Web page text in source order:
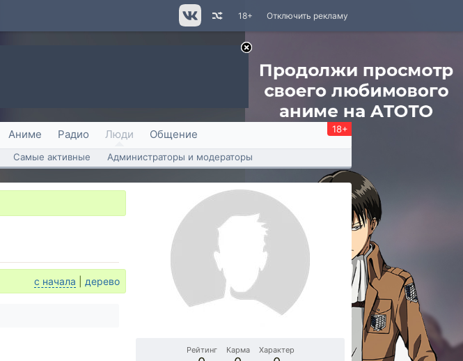
Отключить рекламу
18+
Аниме Радио Люди Общение 18+
Самые активные Администраторы и модераторы
с начала дерево
Рейтинг Карма Характер